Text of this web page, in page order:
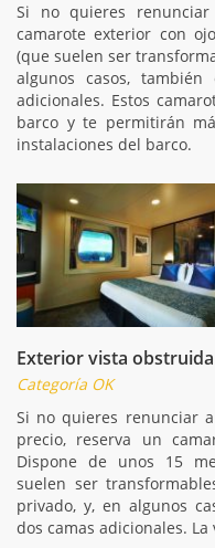
Si no quieres
camarote exterior con
(que suelen ser
algunos casos,
adicionales. Estos
barco y te permitirán
instalaciones del barco.
Exterior vista obstruida
Categoría OK
Si no quieres renunciar
precio, reserva un
Dispone de unos 15
suelen ser
privado, y, en algunos
dos camas adicionales.